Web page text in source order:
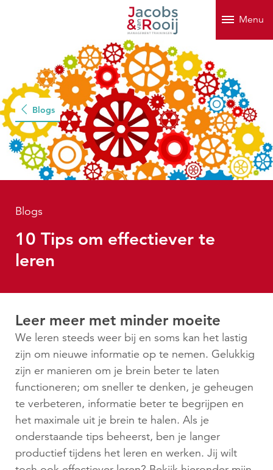
Menu
Blogs
Blogs
10 Tips om effectiever te
leren
Leer meer met minder moeite
We leren steeds weer bij en soms kan het lastig
zijn om nieuwe informatie op te nemen. Gelukkig
zijn er manieren om je brein beter te laten
functioneren; om sneller te denken, je geheugen
te verbeteren, informatie beter te begrijpen en
het maximale uit je brein te halen. Als je
onderstaande tips beheerst, ben je langer
productief tijdens het leren en werken. Jij wilt